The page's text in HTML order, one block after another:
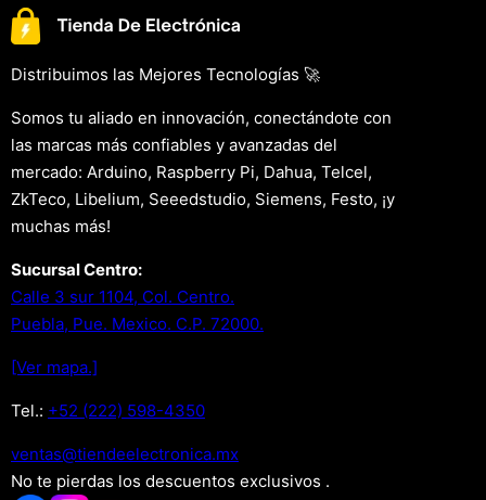
Distribuimos las Mejores Tecnologías 🚀
Somos tu aliado en innovación, conectándote con
las marcas más confiables y avanzadas del
mercado: Arduino, Raspberry Pi, Dahua, Telcel,
ZkTeco, Libelium, Seeedstudio, Siemens, Festo, ¡y
muchas más!
Sucursal Centro:
Calle 3 sur 1104, Col. Centro.
Puebla, Pue. Mexico. C.P. 72000.
[Ver mapa.]
Tel.: +52 (222) 598-4350
xm.acinortceleedneit@satnev
No te pierdas los descuentos exclusivos .